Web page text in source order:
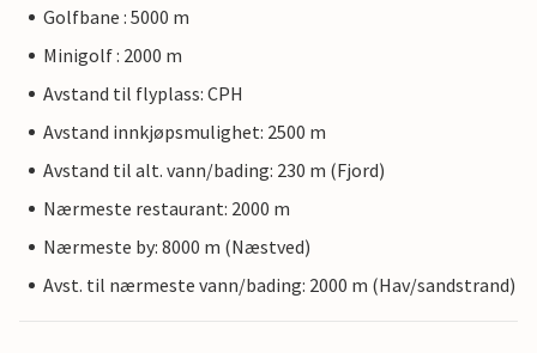
Golfbane : 5000 m
Minigolf : 2000 m
Avstand til flyplass: CPH
Avstand innkjøpsmulighet: 2500 m
Avstand til alt. vann/bading: 230 m (Fjord)
Nærmeste restaurant: 2000 m
Nærmeste by: 8000 m (Næstved)
Avst. til nærmeste vann/bading: 2000 m (Hav/sandstrand)